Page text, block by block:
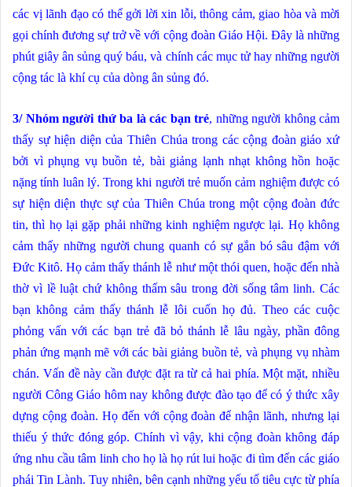
các vị lãnh đạo có thể gởi lời xin lỗi, thông cảm, giao hòa và mời
gọi chính đương sự trở về với cộng đoàn Giáo Hội. Đây là những
phút giây ân sủng quý báu, và chính các mục tử hay những người
cộng tác là khí cụ của dòng ân sủng đó.
3/ Nhóm người thứ ba là các bạn trẻ, những người không cảm
thấy sự hiện diện của Thiên Chúa trong các cộng đoàn giáo xứ
bởi vì phụng vụ buồn tẻ, bài giảng lạnh nhạt không hồn hoặc
nặng tính luân lý. Trong khi người trẻ muốn cảm nghiệm được có
sự hiện diện thực sự của Thiên Chúa trong một cộng đoàn đức
tin, thì họ lại gặp phải những kinh nghiệm ngược lại. Họ không
cảm thấy những người chung quanh có sự gắn bó sâu đậm với
Đức Kitô. Họ cảm thấy thánh lễ như một thói quen, hoặc đến nhà
thờ vì lề luật chứ không thấm sâu trong đời sống tâm linh. Các
bạn không cảm thấy thánh lễ lôi cuốn họ đủ. Theo các cuộc
phỏng vấn với các bạn trẻ đã bỏ thánh lễ lâu ngày, phần đông
phản ứng mạnh mẽ với các bài giảng buồn tẻ, và phụng vụ nhàm
chán. Vấn đề này cần được đặt ra từ cả hai phía. Một mặt, nhiều
người Công Giáo hôm nay không được đào tạo để có ý thức xây
dựng cộng đoàn. Họ đến với cộng đoàn để nhận lãnh, nhưng lại
thiếu ý thức đóng góp. Chính vì vậy, khi cộng đoàn không đáp
ứng nhu cầu tâm linh cho họ là họ rút lui hoặc đi tìm đến các giáo
phái Tin Lành. Tuy nhiên, bên cạnh những yếu tố tiêu cực từ phía